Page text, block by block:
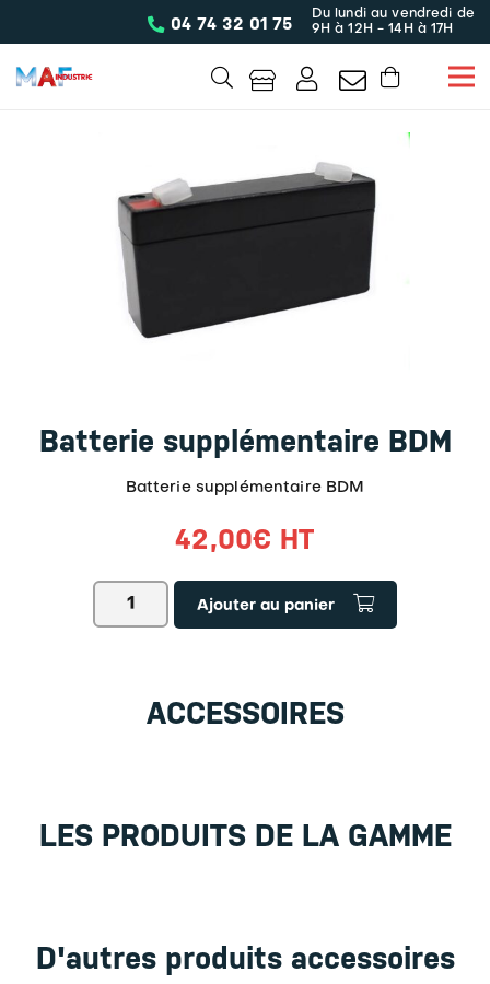
04 74 32 01 75
Du lundi au vendredi de
9H à 12H - 14H à 17H
Batterie supplémentaire BDM
Batterie supplémentaire BDM
42,00€ HT
Batterie
Ajouter au panier
ACCESSOIRES
LES PRODUITS DE LA GAMME
D'autres produits accessoires